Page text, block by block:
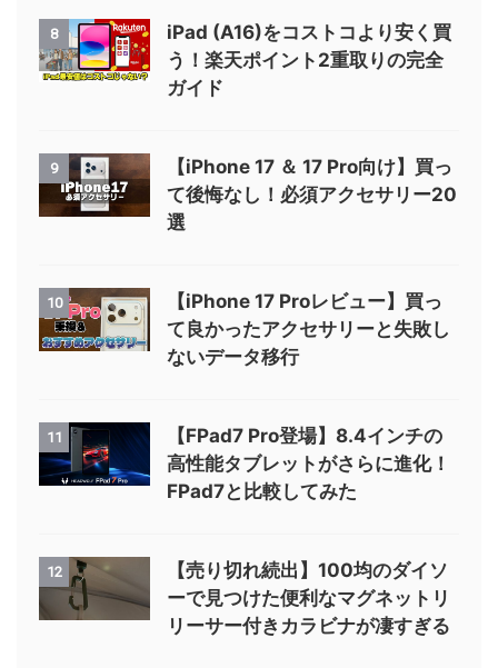
8
iPad (A16)をコストコより安く買
う！楽天ポイント2重取りの完全
ガイド
9
【iPhone 17 ＆ 17 Pro向け】買っ
て後悔なし！必須アクセサリー20
選
10
【iPhone 17 Proレビュー】買っ
て良かったアクセサリーと失敗し
ないデータ移行
11
【FPad7 Pro登場】8.4インチの
高性能タブレットがさらに進化！
FPad7と比較してみた
12
【売り切れ続出】100均のダイソ
ーで見つけた便利なマグネットリ
リーサー付きカラビナが凄すぎる